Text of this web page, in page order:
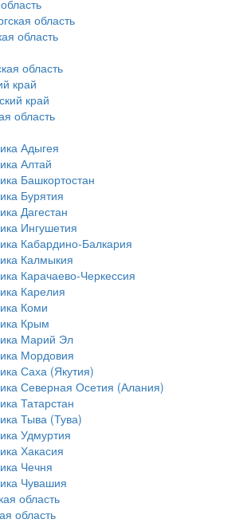
область
область
область
край
край
область
Адыгея
Алтай
Башкортостан
Бурятия
Дагестан
Ингушетия
Кабардино-Балкария
Калмыкия
Карачаево-Черкессия
Карелия
Коми
Крым
Марий Эл
Мордовия
Саха (Якутия)
Северная Осетия (Алания)
Татарстан
Тыва (Тува)
Удмуртия
Хакасия
Чечня
Чувашия
область
область